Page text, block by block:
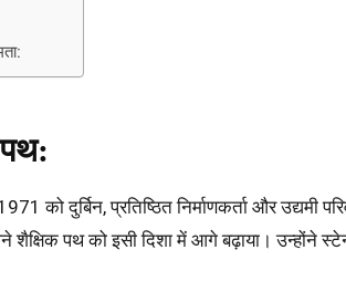
को दुर्बिन, प्रतिष्ठित निर्माणकर्ता और उद्यमी
पथ को इसी दिशा में आगे बढ़ाया। उन्होंने